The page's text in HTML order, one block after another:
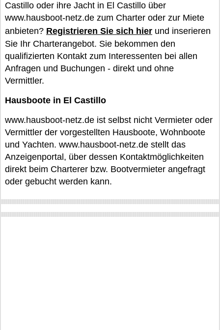
Castillo oder ihre Jacht in El Castillo über
www.hausboot-netz.de zum Charter oder zur Miete
anbieten? Registrieren Sie sich hier und inserieren
Sie Ihr Charterangebot. Sie bekommen den
qualifizierten Kontakt zum Interessenten bei allen
Anfragen und Buchungen - direkt und ohne
Vermittler.
Hausboote in El Castillo
www.hausboot-netz.de ist selbst nicht Vermieter oder
Vermittler der vorgestellten Hausboote, Wohnboote
und Yachten. www.hausboot-netz.de stellt das
Anzeigenportal, über dessen Kontaktmöglichkeiten
direkt beim Charterer bzw. Bootvermieter angefragt
oder gebucht werden kann.